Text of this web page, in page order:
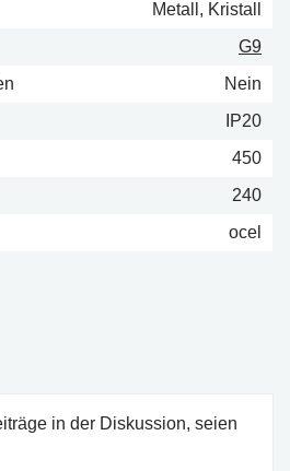
Metall, Kristall
G9
Nein
IP20
450
240
ocel
in der Diskussion, seien